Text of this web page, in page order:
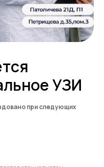
УЗИ
при следующих